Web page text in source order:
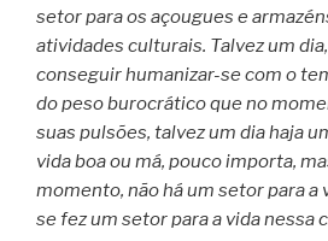
setor para os açougues e
atividades culturais. Talvez um
conseguir humanizar-se com o
do peso burocrático que no
suas pulsões, talvez um dia haja
vida boa ou má, pouco importa,
momento, não há um setor para a
se fez um setor para a vida nessa